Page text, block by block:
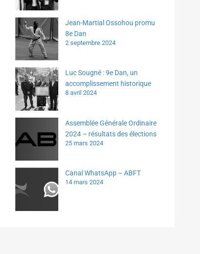
Jean-Martial Ossohou promu
8e Dan
2 septembre 2024
Luc Sougné : 9e Dan, un
accomplissement historique
8 avril 2024
Assemblée Générale Ordinaire
2024 – résultats des élections
25 mars 2024
Canal WhatsApp – ABFT
14 mars 2024